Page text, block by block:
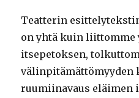
Teatterin
on yhtä kuin liittomme
itsepetoksen,
välinpitämättömyyden
ruumiinavaus eläimen